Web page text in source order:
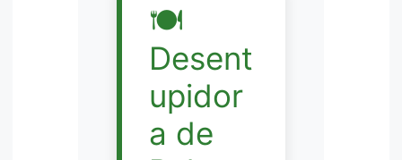
🍽️
Desent
upidor
a de